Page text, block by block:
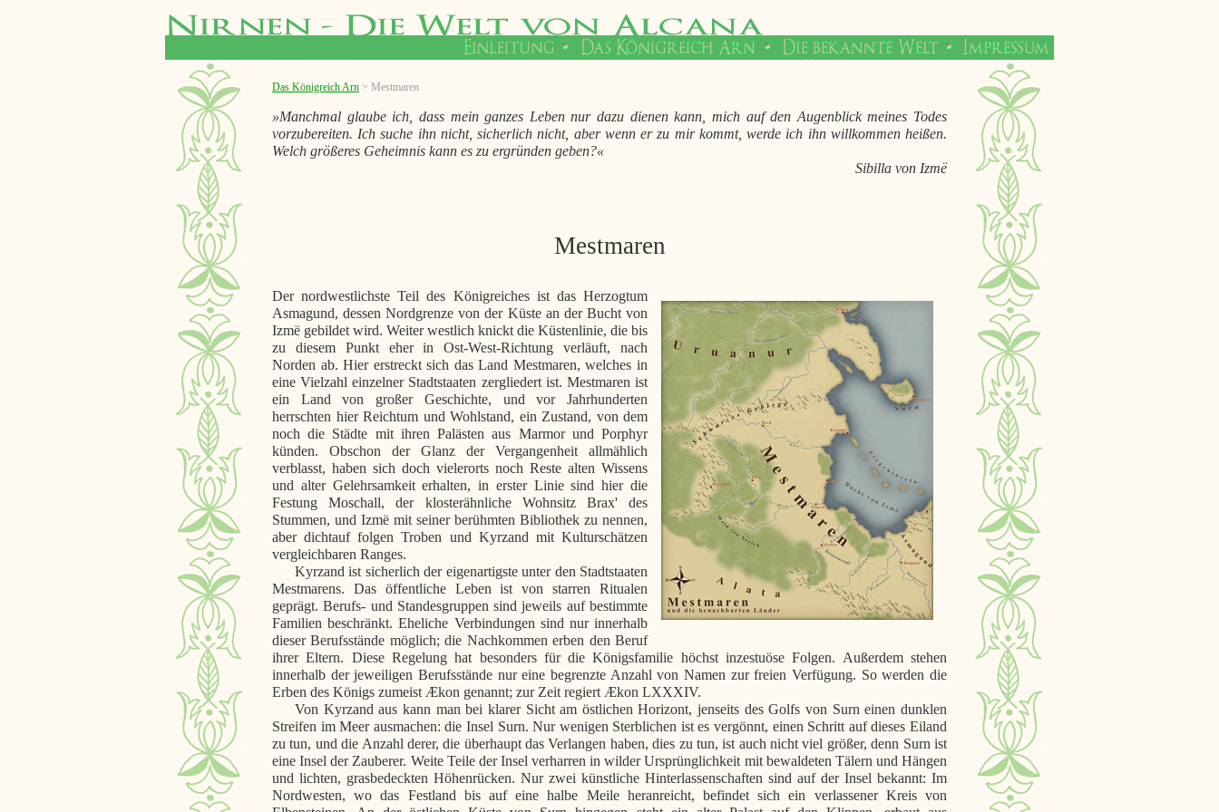
Das Königreich Arn > Mestmaren
»Manchmal glaube ich, dass mein ganzes Leben nur dazu dienen kann, mich auf den Augenblick meines Todes
vorzubereiten. Ich suche ihn nicht, sicherlich nicht, aber wenn er zu mir kommt, werde ich ihn willkommen heißen.
Welch größeres Geheimnis kann es zu ergründen geben?«
Sibilla von Izmë
Mestmaren
Der nordwestlichste Teil des Königreiches ist das Herzogtum
Asmagund, dessen Nordgrenze von der Küste an der Bucht von
Izmë gebildet wird. Weiter westlich knickt die Küstenlinie, die bis
zu diesem Punkt eher in Ost-West-Richtung verläuft, nach
Norden ab. Hier erstreckt sich das Land Mestmaren, welches in
eine Vielzahl einzelner Stadtstaaten zergliedert ist. Mestmaren ist
ein Land von großer Geschichte, und vor Jahrhunderten
herrschten hier Reichtum und Wohlstand, ein Zustand, von dem
noch die Städte mit ihren Palästen aus Marmor und Porphyr
künden. Obschon der Glanz der Vergangenheit allmählich
verblasst, haben sich doch vielerorts noch Reste alten Wissens
und alter Gelehrsamkeit erhalten, in erster Linie sind hier die
Festung Moschall, der klosterähnliche Wohnsitz Brax' des
Stummen, und Izmë mit seiner berühmten Bibliothek zu nennen,
aber dichtauf folgen Troben und Kyrzand mit Kulturschätzen
vergleichbaren Ranges.
Kyrzand ist sicherlich der eigenartigste unter den Stadtstaaten
Mestmarens. Das öffentliche Leben ist von starren Ritualen
geprägt. Berufs- und Standesgruppen sind jeweils auf bestimmte
Familien beschränkt. Eheliche Verbindungen sind nur innerhalb
dieser Berufsstände möglich; die Nachkommen erben den Beruf
ihrer Eltern. Diese Regelung hat besonders für die Königsfamilie höchst inzestuöse Folgen. Außerdem stehen
innerhalb der jeweiligen Berufsstände nur eine begrenzte Anzahl von Namen zur freien Verfügung. So werden die
Erben des Königs zumeist Ækon genannt; zur Zeit regiert Ækon LXXXIV.
Von Kyrzand aus kann man bei klarer Sicht am östlichen Horizont, jenseits des Golfs von Surn einen dunklen
Streifen im Meer ausmachen: die Insel Surn. Nur wenigen Sterblichen ist es vergönnt, einen Schritt auf dieses Eiland
zu tun, und die Anzahl derer, die überhaupt das Verlangen haben, dies zu tun, ist auch nicht viel größer, denn Surn ist
eine Insel der Zauberer. Weite Teile der Insel verharren in wilder Ursprünglichkeit mit bewaldeten Tälern und Hängen
und lichten, grasbedeckten Höhenrücken. Nur zwei künstliche Hinterlassenschaften sind auf der Insel bekannt: Im
Nordwesten, wo das Festland bis auf eine halbe Meile heranreicht, befindet sich ein verlassener Kreis von